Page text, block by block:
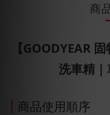
商
【GOODYEAR
洗車精
商品使用順序